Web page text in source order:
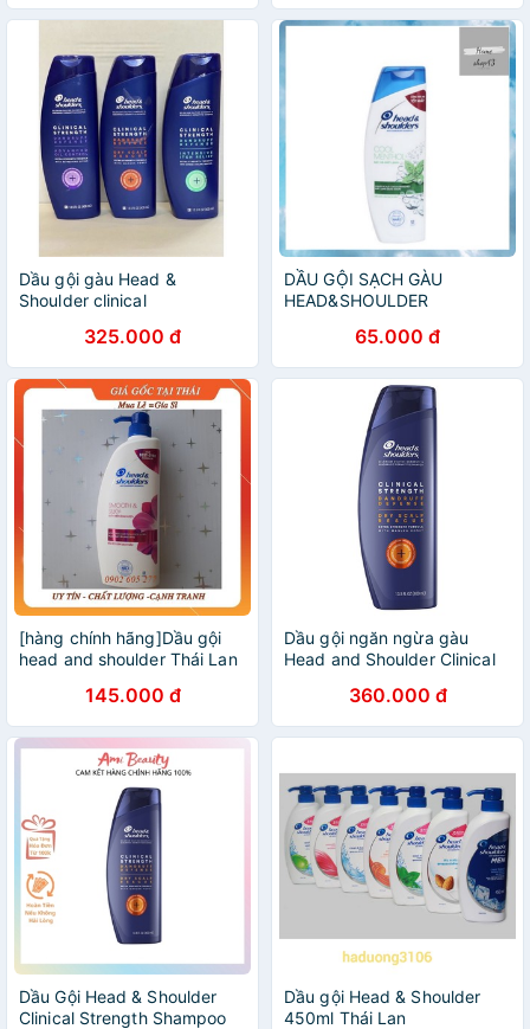
Dầu gội gàu Head &
Shoulder clinical
325.000 đ
DẦU GỘI SẠCH GÀU
HEAD&SHOULDER
65.000 đ
[hàng chính hãng]Dầu gội
head and shoulder Thái Lan
145.000 đ
Dầu gội ngăn ngừa gàu
Head and Shoulder Clinical
360.000 đ
Dầu Gội Head & Shoulder
Clinical Strength Shampoo
Dầu gội Head & Shoulder
450ml Thái Lan